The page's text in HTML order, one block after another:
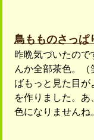
鳥もものさっぱ
昨晩気づいたので
んか全部茶色。（
ばもっと見た目
を作りました。
色になりません